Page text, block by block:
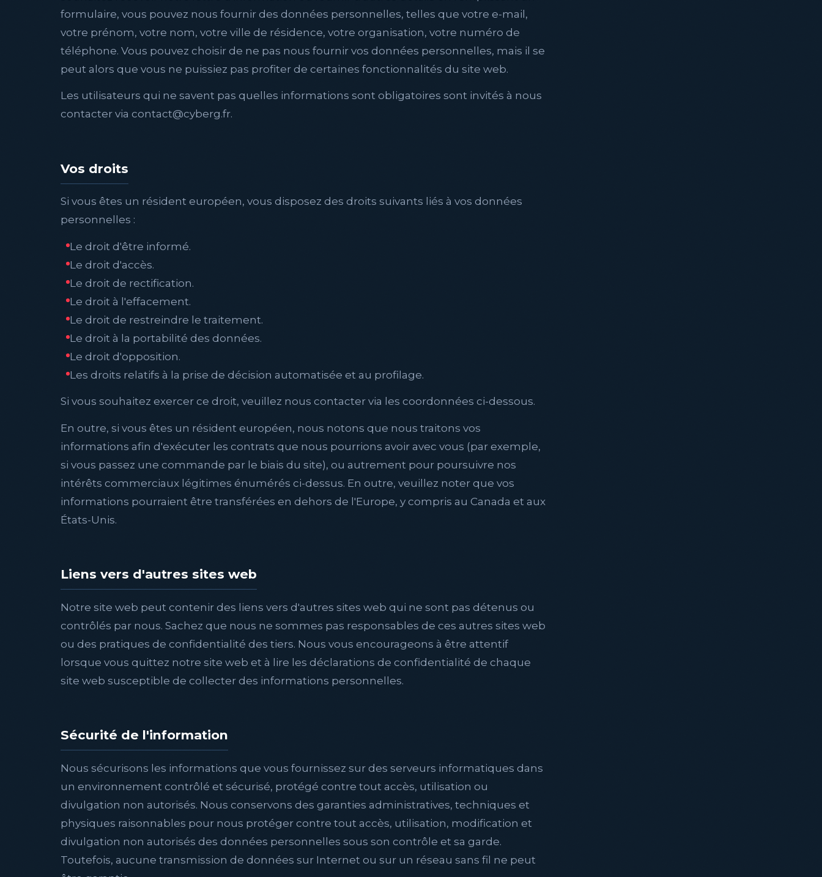
formulaire, vous pouvez nous fournir des données personnelles, telles que votre e-mail,
votre prénom, votre nom, votre ville de résidence, votre organisation, votre numéro de
téléphone. Vous pouvez choisir de ne pas nous fournir vos données personnelles, mais il se
peut alors que vous ne puissiez pas profiter de certaines fonctionnalités du site web.
Les utilisateurs qui ne savent pas quelles informations sont obligatoires sont invités à nous
contacter via contact@cyberg.fr.
Vos droits
Si vous êtes un résident européen, vous disposez des droits suivants liés à vos données
personnelles :
Le droit d'être informé.
Le droit d'accès.
Le droit de rectification.
Le droit à l'effacement.
Le droit de restreindre le traitement.
Le droit à la portabilité des données.
Le droit d'opposition.
Les droits relatifs à la prise de décision automatisée et au profilage.
Si vous souhaitez exercer ce droit, veuillez nous contacter via les coordonnées ci-dessous.
En outre, si vous êtes un résident européen, nous notons que nous traitons vos
informations afin d'exécuter les contrats que nous pourrions avoir avec vous (par exemple,
si vous passez une commande par le biais du site), ou autrement pour poursuivre nos
intérêts commerciaux légitimes énumérés ci-dessus. En outre, veuillez noter que vos
informations pourraient être transférées en dehors de l'Europe, y compris au Canada et aux
États-Unis.
Liens vers d'autres sites web
Notre site web peut contenir des liens vers d'autres sites web qui ne sont pas détenus ou
contrôlés par nous. Sachez que nous ne sommes pas responsables de ces autres sites web
ou des pratiques de confidentialité des tiers. Nous vous encourageons à être attentif
lorsque vous quittez notre site web et à lire les déclarations de confidentialité de chaque
site web susceptible de collecter des informations personnelles.
Sécurité de l'information
Nous sécurisons les informations que vous fournissez sur des serveurs informatiques dans
un environnement contrôlé et sécurisé, protégé contre tout accès, utilisation ou
divulgation non autorisés. Nous conservons des garanties administratives, techniques et
physiques raisonnables pour nous protéger contre tout accès, utilisation, modification et
divulgation non autorisés des données personnelles sous son contrôle et sa garde.
Toutefois, aucune transmission de données sur Internet ou sur un réseau sans fil ne peut